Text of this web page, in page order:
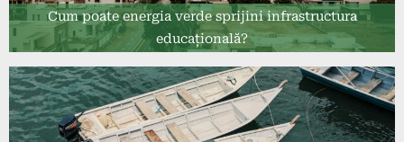
Cum poate energia verde sprijini infrastructura
educațională?